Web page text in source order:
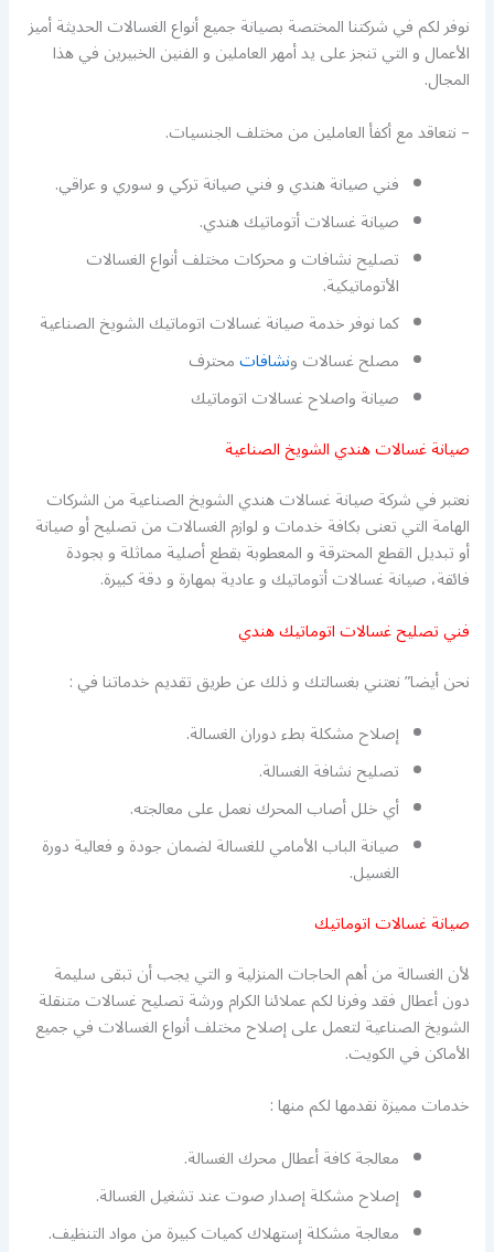
نوفر لكم في شركتنا المختصة بصيانة جميع أنواع الغسالات الحديثة أميز
الأعمال و التي تنجز على يد أمهر العاملين و الفنين الخبيرين في هذا
المجال.
– نتعاقد مع أكفأ العاملين من مختلف الجنسيات.
فني صيانة هندي و فني صيانة تركي و سوري و عراقي.
صيانة غسالات أتوماتيك هندي.
تصليح نشافات و محركات مختلف أنواع الغسالات
الأتوماتيكية.
كما نوفر خدمة صيانة غسالات اتوماتيك الشويخ الصناعية
مصلح غسالات ونشافاتمحترف
صيانة واصلاح غسالات اتوماتيك
صيانة غسالات هندي الشويخ الصناعية
نعتبر في شركة صيانة غسالات هندي الشويخ الصناعية من الشركات
الهامة التي تعنى بكافة خدمات و لوازم الغسالات من تصليح أو صيانة
أو تبديل القطع المحترقة و المعطوبة بقطع أصلية مماثلة و بجودة
فائقة، صيانة غسالات أتوماتيك و عادية بمهارة و دقة كبيرة.
فني تصليح غسالات اتوماتيك هندي
نحن أيضا” نعتني بغسالتك و ذلك عن طريق تقديم خدماتنا في :
إصلاح مشكلة بطء دوران الغسالة.
تصليح نشافة الغسالة.
أي خلل أصاب المحرك نعمل على معالجته.
صيانة الباب الأمامي للغسالة لضمان جودة و فعالية دورة
الغسيل.
صيانة غسالات اتوماتيك
لأن الغسالة من أهم الحاجات المنزلية و التي يجب أن تبقى سليمة
دون أعطال فقد وفرنا لكم عملائنا الكرام ورشة تصليح غسالات متنقلة
الشويخ الصناعية لتعمل على إصلاح مختلف أنواع الغسالات في جميع
الأماكن في الكويت.
خدمات مميزة نقدمها لكم منها :
معالجة كافة أعطال محرك الغسالة.
إصلاح مشكلة إصدار صوت عند تشغيل الغسالة.
معالجة مشكلة إستهلاك كميات كبيرة من مواد التنظيف.